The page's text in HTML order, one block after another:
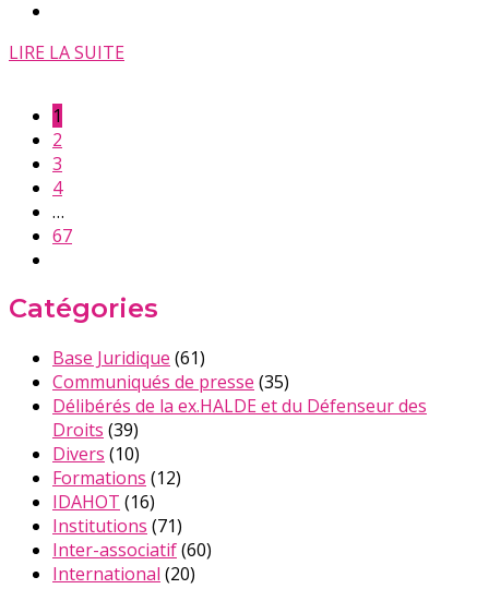
LIRE LA SUITE
1
2
3
4
…
67
Catégories
Base Juridique (61)
Communiqués de presse (35)
Délibérés de la ex.HALDE et du Défenseur des
Droits (39)
Divers (10)
Formations (12)
IDAHOT (16)
Institutions (71)
Inter-associatif(60)
International (20)